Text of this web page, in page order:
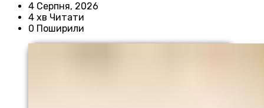
4 Серпня, 2026
4 хв Читати
0 Поширили